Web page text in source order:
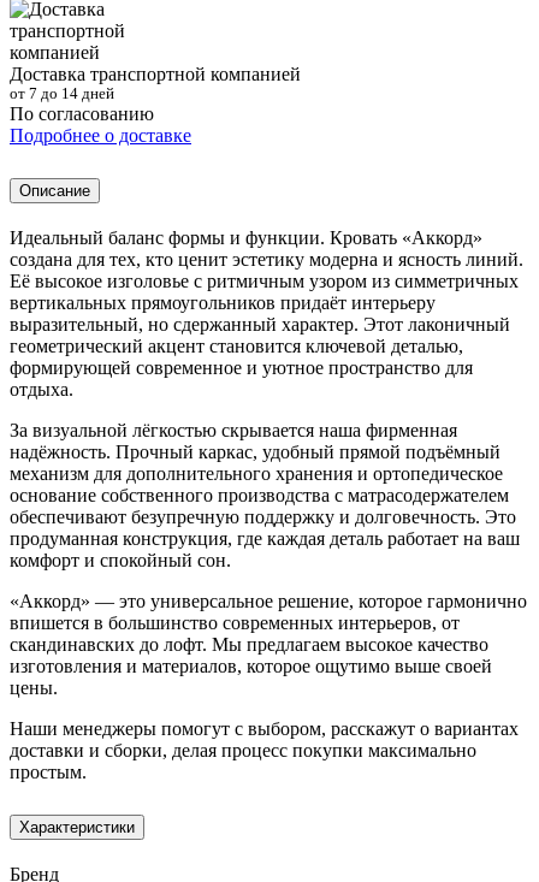
Доставка транспортной компанией
от 7 до 14 дней
По согласованию
Подробнее о доставке
Описание
Идеальный баланс формы и функции. Кровать «Аккорд»
создана для тех, кто ценит эстетику модерна и ясность линий.
Её высокое изголовье с ритмичным узором из симметричных
вертикальных прямоугольников придаёт интерьеру
выразительный, но сдержанный характер. Этот лаконичный
геометрический акцент становится ключевой деталью,
формирующей современное и уютное пространство для
отдыха.
За визуальной лёгкостью скрывается наша фирменная
надёжность. Прочный каркас, удобный прямой подъёмный
механизм для дополнительного хранения и ортопедическое
основание собственного производства с матрасодержателем
обеспечивают безупречную поддержку и долговечность. Это
продуманная конструкция, где каждая деталь работает на ваш
комфорт и спокойный сон.
«Аккорд» — это универсальное решение, которое гармонично
впишется в большинство современных интерьеров, от
скандинавских до лофт. Мы предлагаем высокое качество
изготовления и материалов, которое ощутимо выше своей
цены.
Наши менеджеры помогут с выбором, расскажут о вариантах
доставки и сборки, делая процесс покупки максимально
простым.
Характеристики
Бренд